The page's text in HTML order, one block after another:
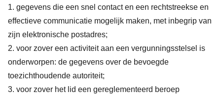
1. gegevens die een snel contact en een rechtstreekse en
effectieve communicatie mogelijk maken, met inbegrip van
zijn elektronische postadres;
2. voor zover een activiteit aan een vergunningsstelsel is
onderworpen: de gegevens over de bevoegde
toezichthoudende autoriteit;
3. voor zover het lid een gereglementeerd beroep